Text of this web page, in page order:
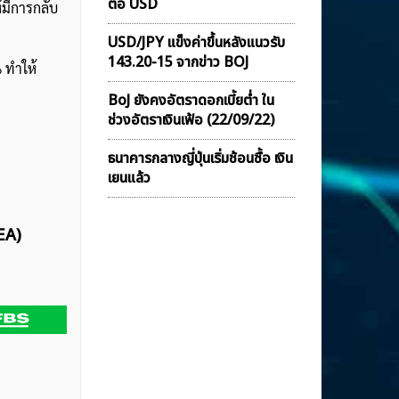
การกลับ
ทำให้
ต่อ USD
USD/JPY แข็งค่าขึ้นหลังแนวรับ
143.20-15 จากข่าว BOJ
BoJ ยังคงอัตราดอกเบี้ยต่ำ ใน
ช่วงอัตราเงินเฟ้อ (22/09/22)
ธนาคารกลางญี่ปุ่นเริ่มช้อนซื้อ เงิน
เยนแล้ว